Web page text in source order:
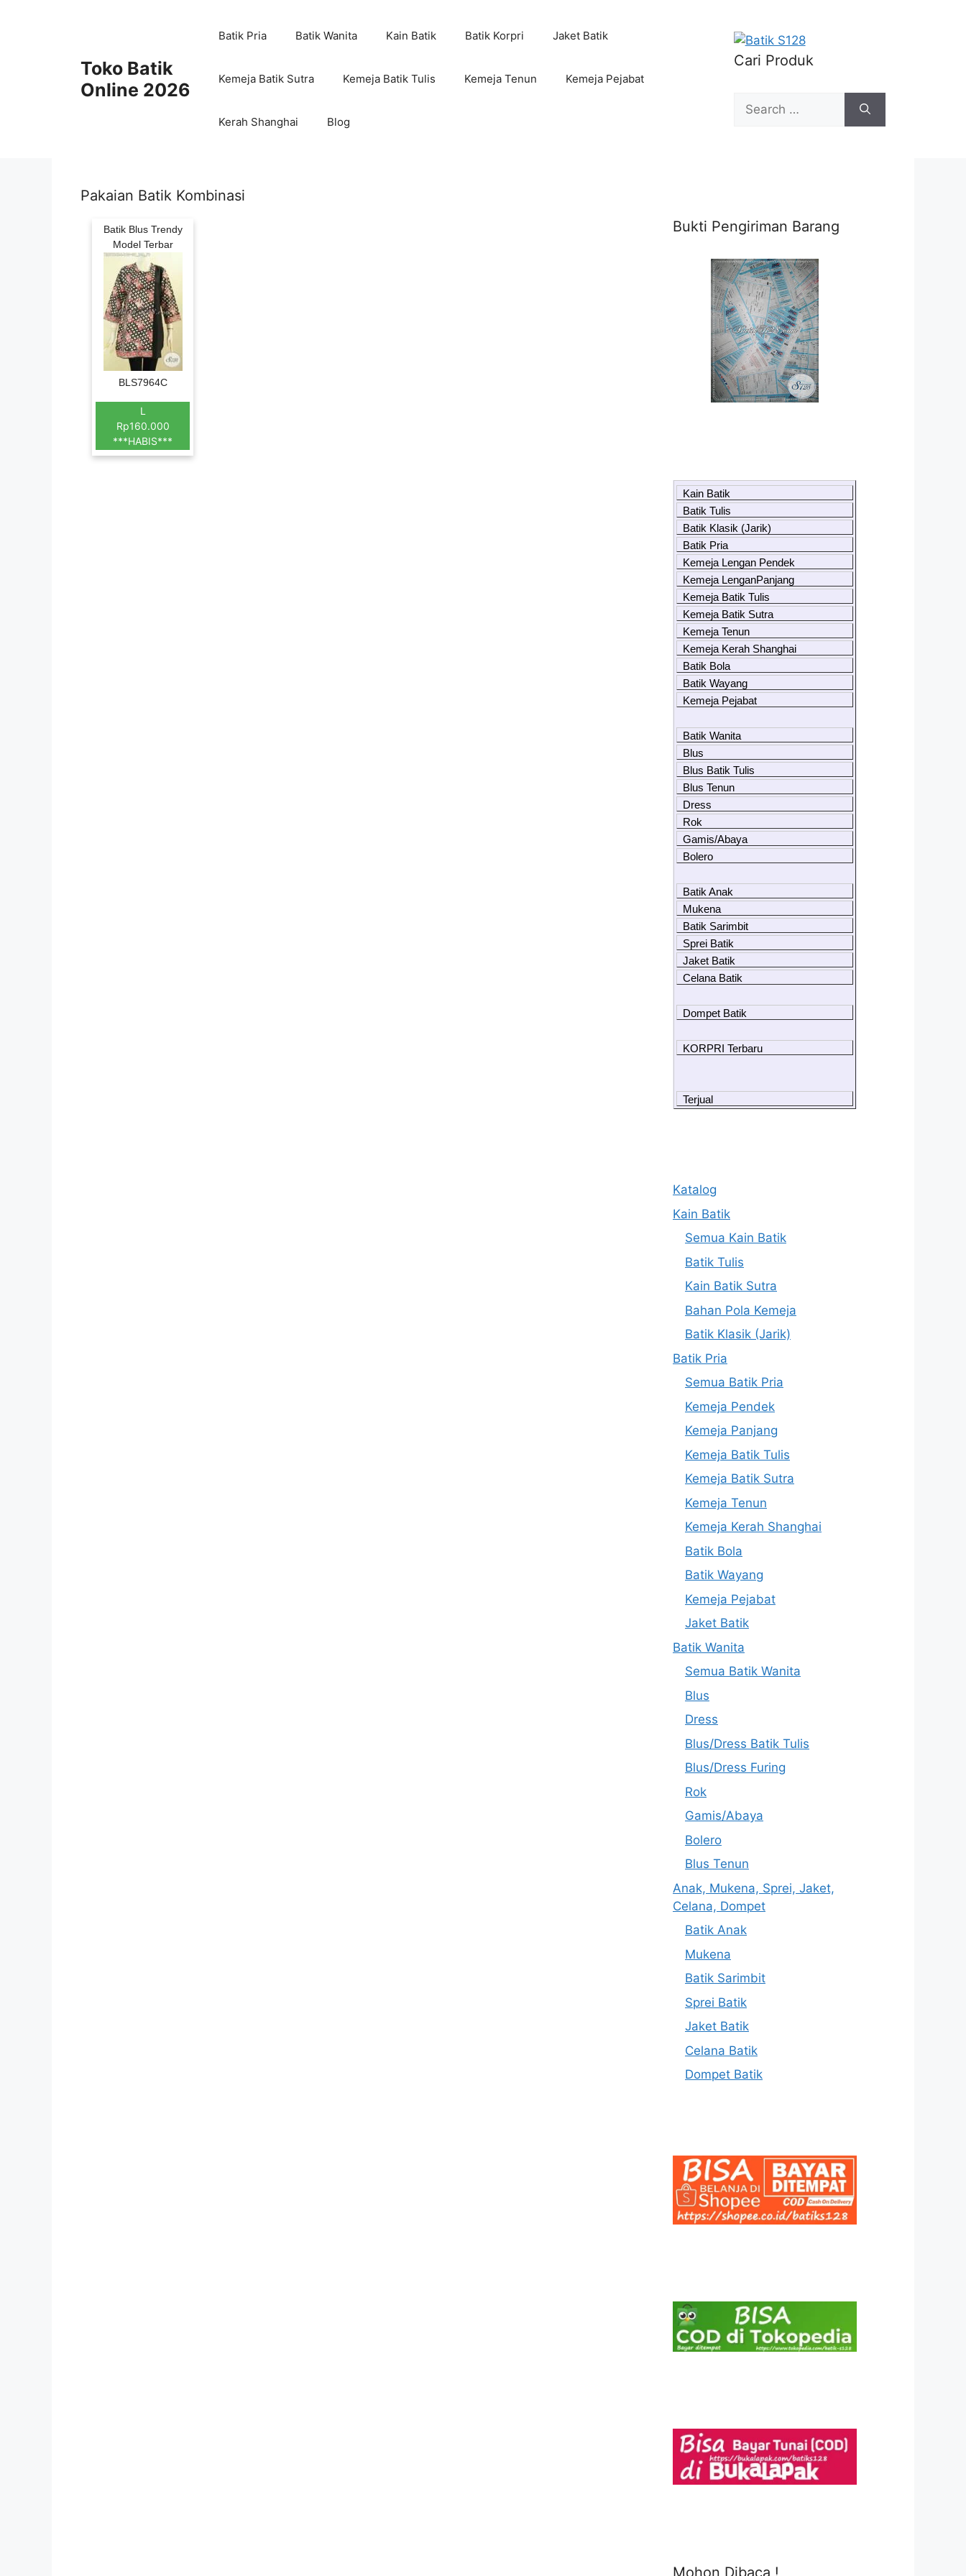
Toko Batik
Online 2026
Batik Pria Batik Wanita Kain Batik Batik Korpri Jaket Batik
Kemeja Batik Sutra Kemeja Batik Tulis Kemeja Tenun Kemeja Pejabat
Kerah Shanghai Blog
Cari Produk
Search
for:
Pakaian Batik Kombinasi
Batik Blus Trendy
Model Terbar
BLS7964C
L
Rp160.000
***HABIS***
Bukti Pengiriman Barang
Kain Batik
Batik Tulis
Batik Klasik (Jarik)
Batik Pria
Kemeja Lengan Pendek
Kemeja LenganPanjang
Kemeja Batik Tulis
Kemeja Batik Sutra
Kemeja Tenun
Kemeja Kerah Shanghai
Batik Bola
Batik Wayang
Kemeja Pejabat
Batik Wanita
Blus
Blus Batik Tulis
Blus Tenun
Dress
Rok
Gamis/Abaya
Bolero
Batik Anak
Mukena
Batik Sarimbit
Sprei Batik
Jaket Batik
Celana Batik
Dompet Batik
KORPRI Terbaru
Terjual
Katalog
Kain Batik
Semua Kain Batik
Batik Tulis
Kain Batik Sutra
Bahan Pola Kemeja
Batik Klasik (Jarik)
Batik Pria
Semua Batik Pria
Kemeja Pendek
Kemeja Panjang
Kemeja Batik Tulis
Kemeja Batik Sutra
Kemeja Tenun
Kemeja Kerah Shanghai
Batik Bola
Batik Wayang
Kemeja Pejabat
Jaket Batik
Batik Wanita
Semua Batik Wanita
Blus
Dress
Blus/Dress Batik Tulis
Blus/Dress Furing
Rok
Gamis/Abaya
Bolero
Blus Tenun
Anak, Mukena, Sprei, Jaket,
Celana, Dompet
Batik Anak
Mukena
Batik Sarimbit
Sprei Batik
Jaket Batik
Celana Batik
Dompet Batik
Mohon Dibaca !